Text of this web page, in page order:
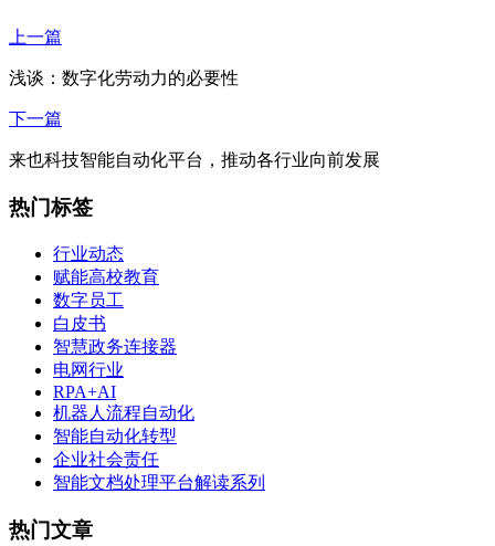
上一篇
浅谈：数字化劳动力的必要性
下一篇
来也科技智能自动化平台，推动各行业向前发展
热门标签
行业动态
赋能高校教育
数字员工
白皮书
智慧政务连接器
电网行业
RPA+AI
机器人流程自动化
智能自动化转型
企业社会责任
智能文档处理平台解读系列
热门文章